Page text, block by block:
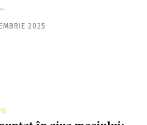
2025